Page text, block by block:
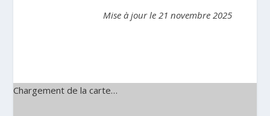
Mise à jour le 21 novembre 2025
Chargement de la carte…